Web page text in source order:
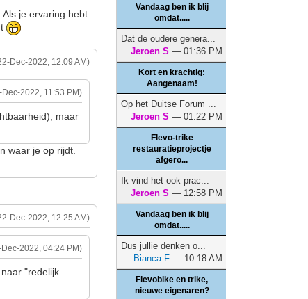
je ervaring hebt
Dec-2022, 12:09 AM)
Dec-2022, 11:53 PM)
maar
waar je op rijdt.
Dec-2022, 12:25 AM)
2022, 04:24 PM)
"redelijk
Vandaag ben ik blij
omdat.....
Dat de oudere genera...
Jeroen S — 01:36 PM
Kort en krachtig:
Aangenaam!
Op het Duitse Forum ...
Jeroen S — 01:22 PM
Flevo-trike
restauratieprojectje
afgero...
Ik vind het ook prac...
Jeroen S — 12:58 PM
Vandaag ben ik blij
omdat.....
Dus jullie denken o...
Bianca F — 10:18 AM
Flevobike en trike,
nieuwe eigenaren?